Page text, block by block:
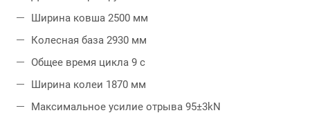
Ширина ковша 2500 мм
Колесная база 2930 мм
Общее время цикла 9 с
Ширина колеи 1870 мм
Максимальное усилие отрыва 95±3kN